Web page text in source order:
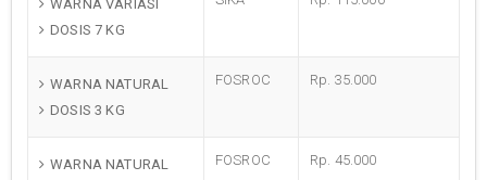
WARNA VARIASI
DOSIS 7 KG
WARNA NATURAL
DOSIS 3 KG
FOSROC Rp. 35.000
WARNA NATURAL
FOSROC Rp. 45.000